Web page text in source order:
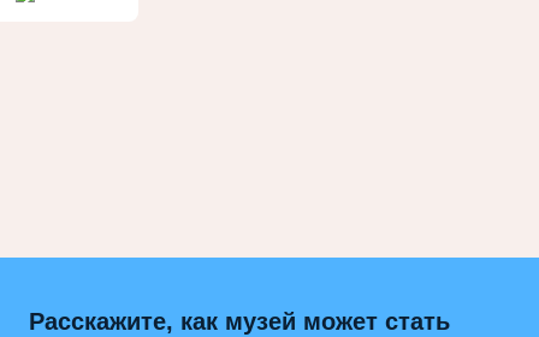
Расскажите, как музей может стать